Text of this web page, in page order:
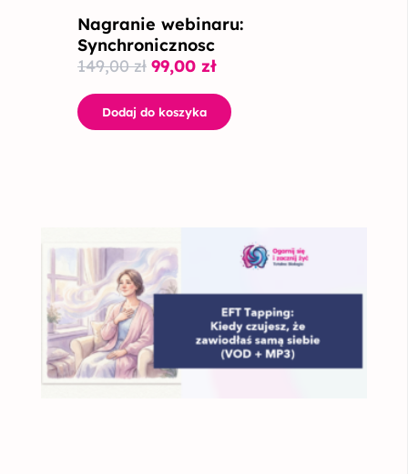
Nagranie webinaru:
Synchronicznosc
149,00zł 99,00 zł
Dodaj do koszyka